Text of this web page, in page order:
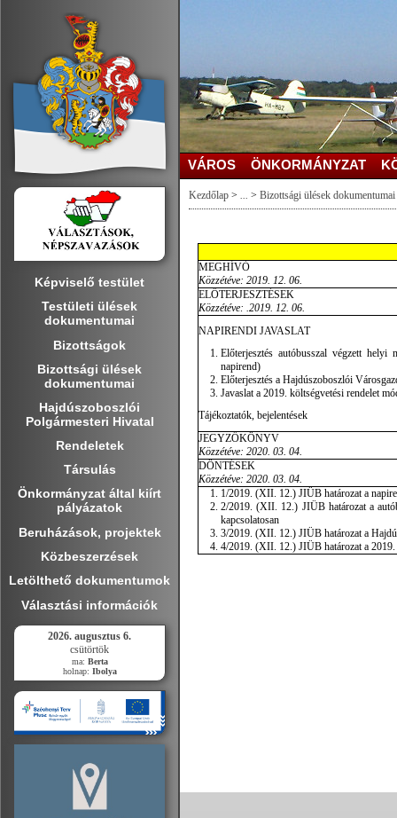
Képviselő testület
Testületi ülések
dokumentumai
Bizottságok
Bizottsági ülések
dokumentumai
Hajdúszoboszlói
Polgármesteri Hivatal
Rendeletek
Társulás
Önkormányzat által kiírt
pályázatok
Beruházások, projektek
Közbeszerzések
Letölthető dokumentumok
Választási információk
2026. augusztus 6.
csütörtök
ma: Berta
holnap: Ibolya
VÁROS ÖNKORMÁNYZAT
Kezdőlap > ... > Bizottsági ülések dokumentumai
MEGHÍVÓ
Közzétéve: 2019. 12. 06.
ELŐTERJESZTÉSEK
Közzétéve: .2019. 12. 06.
NAPIRENDI JAVASLAT
Előterjesztés autóbusszal végzett helyi
napirend)
Előterjesztés a Hajdúszoboszlói
Javaslat a 2019. költségvetési rendelet
Tájékoztatók, bejelentések
JEGYZŐKÖNYV
Közzétéve: 2020. 03. 04.
DÖNTÉSEK
Közzétéve: 2020. 03. 04.
1/2019. (XII. 12.) JIÜB határozat a
2/2019. (XII. 12.) JIÜB határozat a
kapcsolatosan
3/2019. (XII. 12.) JIÜB határozat a
4/2019. (XII. 12.) JIÜB határozat a 2019.